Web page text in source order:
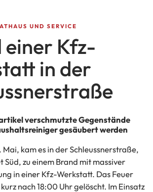
UND SERVICE
einer Kfz-
in der
verschmutzte Gegenstände
gesäubert werden
Mai, kam es in der Schleussnerstraße,
zu einem Brand mit massiver
in einer Kfz-Werkstatt. Das Feuer
nach 18:00 Uhr gelöscht. Im Einsatz